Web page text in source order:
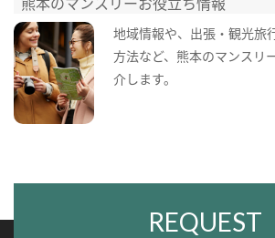
地域情報や、出張・観光旅
方法など、熊本のマンスリ
介します。
REQUEST